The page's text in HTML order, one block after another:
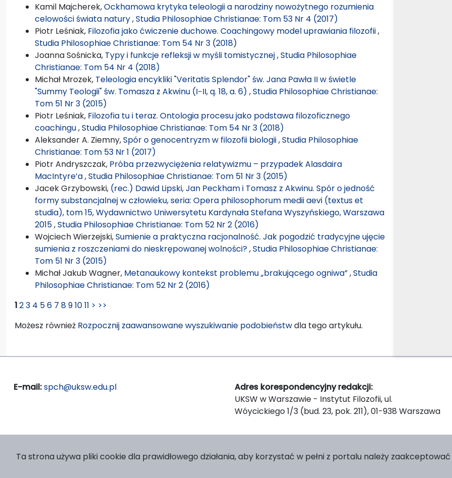
Kamil Majcherek,Ockhamowa krytyka teleologii a narodziny nowożytnego rozumienia
celowości świata natury,Studia Philosophiae Christianae: Tom 53 Nr 4 (2017)
Piotr Leśniak, Filozofia jako ćwiczenie duchowe. Coachingowy model uprawiania filozofii,
Studia Philosophiae Christianae: Tom 54 Nr 3 (2018)
Joanna Sośnicka, Typy i funkcje refleksji w myśli tomistycznej,Studia Philosophiae
Christianae: Tom 54 Nr 4 (2018)
Michał Mrozek, Teleologia encykliki "Veritatis Splendor" św. Jana Pawła II w świetle
"Summy Teologii" św. Tomasza z Akwinu (I−II, q. 18, a. 6) ,Studia Philosophiae Christianae:
Tom 51 Nr 3 (2015)
Piotr Leśniak, Filozofia tu i teraz. Ontologia procesu jako podstawa filozoficznego
coachingu,Studia Philosophiae Christianae: Tom 54 Nr 3 (2018)
Aleksander A. Ziemny,Spór o genocentryzm w filozofii biologii,Studia Philosophiae
Christianae: Tom 53 Nr 1 (2017)
Piotr Andryszczak, Próba przezwyciężenia relatywizmu – przypadek Alasdaira
MacIntyre’a,Studia Philosophiae Christianae: Tom 51 Nr 3 (2015)
Jacek Grzybowski, (rec.) Dawid Lipski, Jan Peckham i Tomasz z Akwinu. Spór o jedność
formy substancjalnej w człowieku, seria: Opera philosophorum medii aevi (textus et
studia), tom 15, Wydawnictwo Uniwersytetu Kardynała Stefana Wyszyńskiego, Warszawa
2015,Studia Philosophiae Christianae: Tom 52 Nr 2 (2016)
Wojciech Wierzejski,Sumienie a praktyczna racjonalność. Jak pogodzić tradycyjne ujęcie
sumienia z roszczeniami do nieskrępowanej wolności?,Studia Philosophiae Christianae:
Tom 51 Nr 3 (2015)
Michał Jakub Wagner, Metanaukowy kontekst problemu „brakującego ogniwa”,Studia
Philosophiae Christianae: Tom 52 Nr 2 (2016)
123 4 56 7 891011 > >>
Możesz również Rozpocznij zaawansowane wyszukiwanie podobieństwdla tego artykułu.
E-mail:spch@uksw.edu.pl
Adres korespondencyjny redakcji:
UKSW w Warszawie - Instytut Filozofii, ul.
Wóycickiego 1/3 (bud. 23, pok. 211), 01-938 Warszawa
Ta strona używa pliki cookie dla prawidłowego działania, aby korzystać w pełni z portalu należy